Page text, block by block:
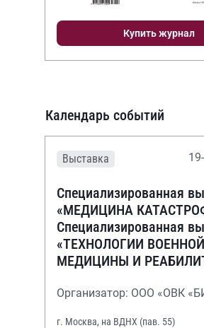
Купить журнал
Календарь событий
Выставка
Специализированная
«МЕДИЦИНА
Специализированная
«ТЕХНОЛОГИИ ВОЕННОЙ
МЕДИЦИНЫ И
Организатор: ООО «ОВК
г. Москва, на ВДНХ (пав. 55)